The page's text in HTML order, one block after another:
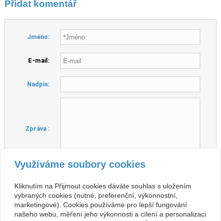
Přidat komentář
Jméno:
E-mail:
Nadpis:
Zpráva :
Hlavní město České republiky
Využíváme soubory cookies
Kliknutím na Přijmout cookies dáváte souhlas s uložením
vybraných cookies (nutné, preferenční, výkonnostní,
marketingové). Cookies používáme pro lepší fungování
našeho webu, měření jeho výkonnosti a cílení a personalizaci